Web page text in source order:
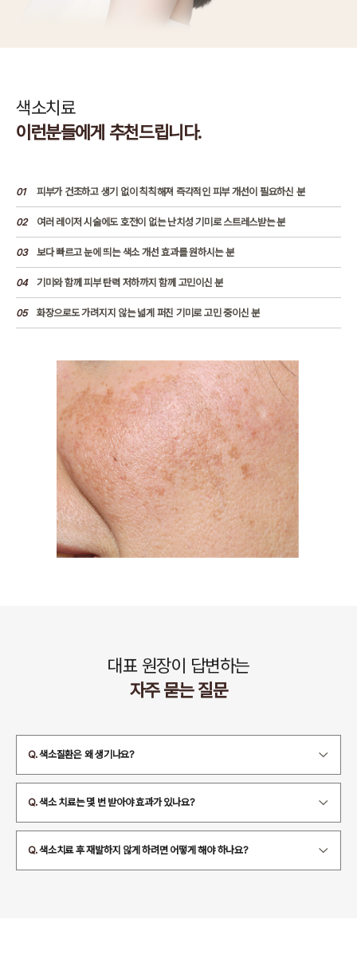
색소치료
이런분들에게 추천드립니다.
01 피부가 건조하고 생기 없이 칙칙해져 즉각적인 피부 개선이 필요하신 분
02 여러 레이저 시술에도 호전이 없는 난치성 기미로 스트레스받는 분
03 보다 빠르고 눈에 띄는 색소 개선 효과를 원하시는 분
04 기미와 함께 피부 탄력 저하까지 함께 고민이신 분
05 화장으로도 가려지지 않는 넓게 퍼진 기미로 고민 중이신 분
대표 원장이 답변하는
자주 묻는 질문
Q.색소질환은 왜 생기나요?
Q.색소 치료는 몇 번 받아야 효과가 있나요?
Q.색소치료 후 재발하지 않게 하려면 어떻게 해야 하나요?